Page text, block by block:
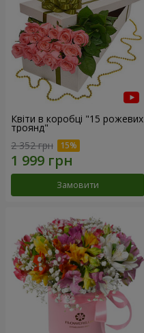
Квіти в коробці "15 рожевих
троянд"
2 352 грн
Замовити